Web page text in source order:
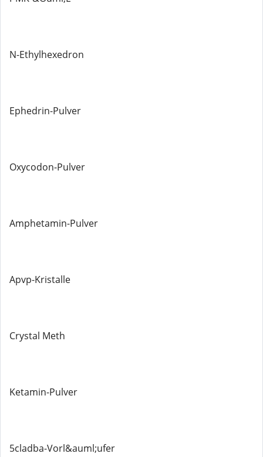
N-Ethylhexedron
Ephedrin-Pulver
Oxycodon-Pulver
Amphetamin-Pulver
Apvp-Kristalle
Crystal Meth
Ketamin-Pulver
5cladba-Vorl&auml;ufer